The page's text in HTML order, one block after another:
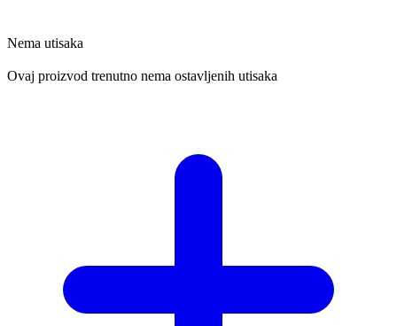
Nema utisaka
Ovaj proizvod trenutno nema ostavljenih utisaka